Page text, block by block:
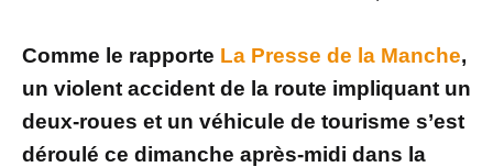
Comme le rapporte La Presse de la Manche,
un violent accident de la route impliquant un
deux-roues et un véhicule de tourisme s’est
déroulé ce dimanche après-midi dans la